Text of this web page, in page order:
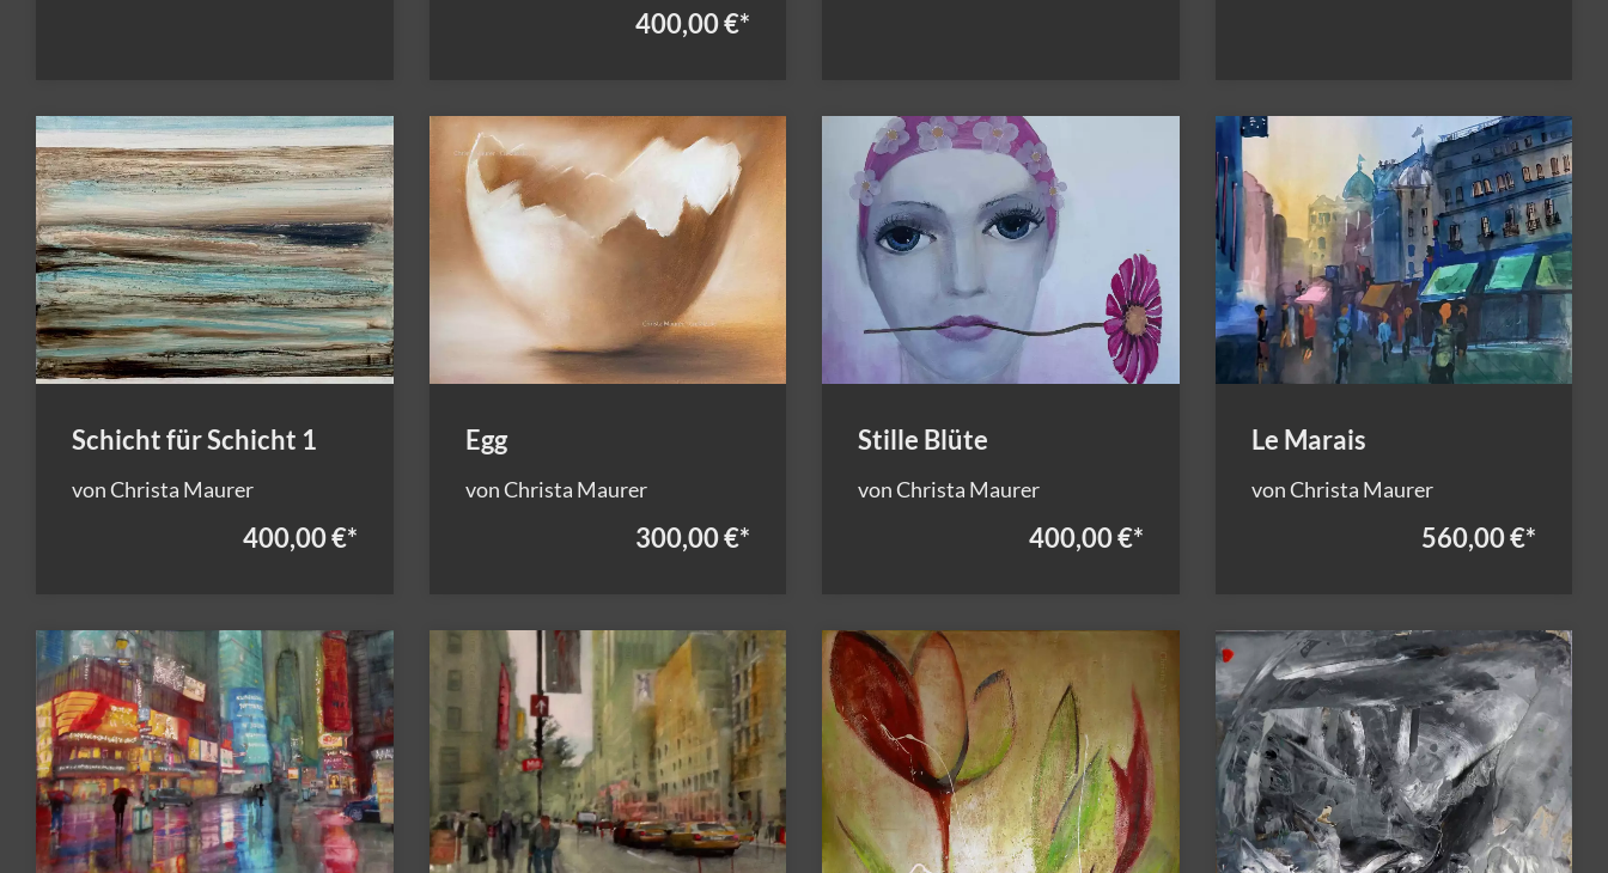
400,00 €*
Schicht für Schicht 1
von Christa Maurer
400,00 €*
Egg
von Christa Maurer
300,00 €*
Stille Blüte
von Christa Maurer
400,00 €*
Le Marais
von Christa Maurer
560,00 €*